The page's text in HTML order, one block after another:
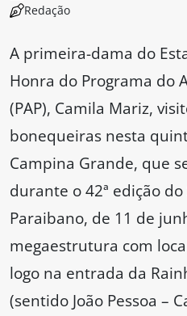
Redação
A primeira-dama do
Honra do Programa do
(PAP), Camila Mariz,
bonequeiras nesta
Campina Grande, que
durante o 42ª edição
Paraibano, de 11 de
megaestrutura com
logo na entrada da
(sentido João Pessoa –